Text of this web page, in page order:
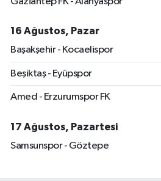
16 Ağustos, Pazar
Başakşehir - Kocaelispor
Beşiktaş - Eyüpspor
Amed - Erzurumspor FK
17 Ağustos, Pazartesi
Samsunspor - Göztepe